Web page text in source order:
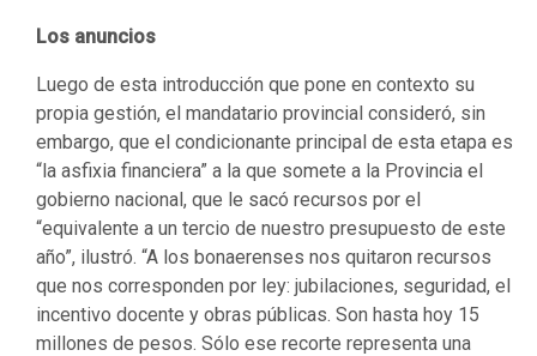
Los anuncios
Luego de esta introducción que pone en contexto su
propia gestión, el mandatario provincial consideró, sin
embargo, que el condicionante principal de esta etapa es
“la asfixia financiera” a la que somete a la Provincia el
gobierno nacional, que le sacó recursos por el
“equivalente a un tercio de nuestro presupuesto de este
año”, ilustró. “A los bonaerenses nos quitaron recursos
que nos corresponden por ley: jubilaciones, seguridad, el
incentivo docente y obras públicas. Son hasta hoy 15
millones de pesos. Sólo ese recorte representa una